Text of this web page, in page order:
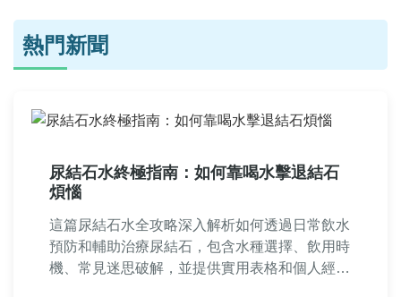
熱門新聞
尿結石水終極指南：如何靠喝水擊退結石
煩惱
這篇尿結石水全攻略深入解析如何透過日常飲水
預防和輔助治療尿結石，包含水種選擇、飲用時
機、常見迷思破解，並提供實用表格和個人經驗